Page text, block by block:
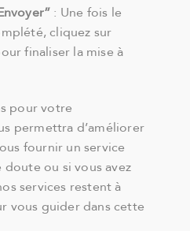
: Une fois le
cliquez sur
finaliser la mise à
pour votre
permettra d’améliorer
fournir un service
doute ou si vous avez
services restent à
vous guider dans cette